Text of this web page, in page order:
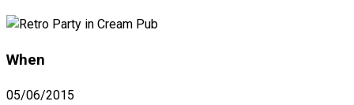
When
05/06/2015